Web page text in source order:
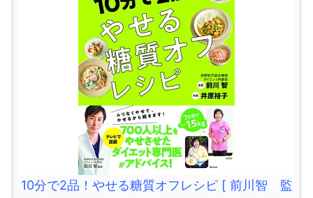
10分で2品！やせる糖質オフレシピ [ 前川智 監